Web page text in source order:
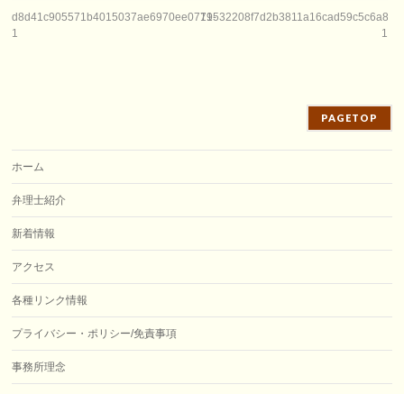
d8d41c905571b4015037ae6970ee0771-
1
19532208f7d2b3811a16cad59c5c6a8c-
1
PAGETOP
ホーム
弁理士紹介
新着情報
アクセス
各種リンク情報
プライバシー・ポリシー/免責事項
事務所理念